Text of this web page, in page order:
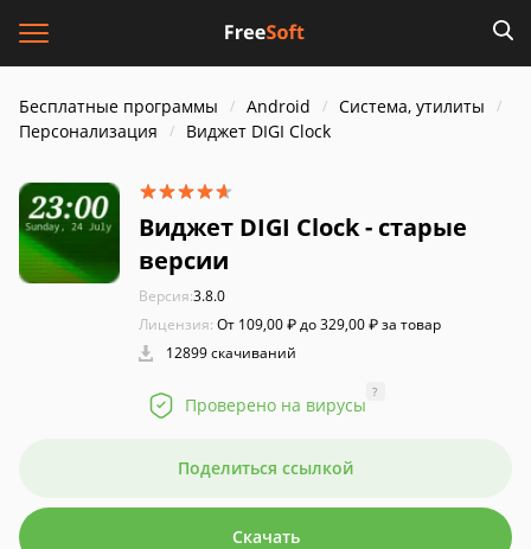
Бесплатные программы Android
Система, утилиты
Персонализация
Виджет DIGI Clock
Виджет DIGI Clock - старые
версии
Версия:3.8.0
Лицензия: От 109,00 ₽ до 329,00 ₽ за товар
12899 скачиваний
Проверено на вирусы
?
Поделиться ссылкой
Скачать